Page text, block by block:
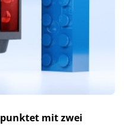
punktet mit zwei